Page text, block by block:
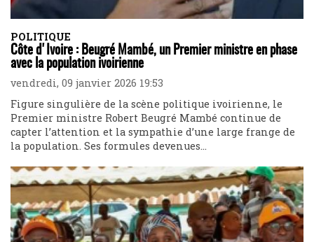
POLITIQUE
Côte d'Ivoire : Beugré Mambé, un Premier ministre en phase
avec la population ivoirienne
vendredi, 09 janvier 2026 19:53
Figure singulière de la scène politique ivoirienne, le
Premier ministre Robert Beugré Mambé continue de
capter l’attention et la sympathie d’une large frange de
la population. Ses formules devenues...